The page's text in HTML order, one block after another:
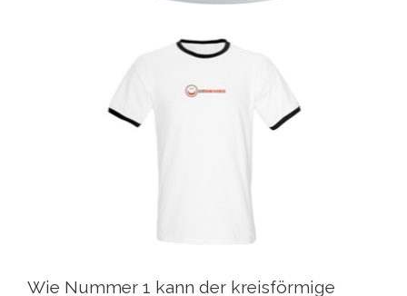
Wie Nummer 1 kann der kreisförmige